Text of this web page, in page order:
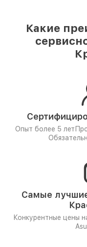
Какие
Опыт более 5 лет
Самые
Конкурентные цены